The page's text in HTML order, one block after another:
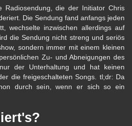
Radiosendung, die der Initiator Chris
Die Sendung fand anfangs jeden
wechselte inzwischen allerdings auf
die Sendung nicht streng und seriös
sondern immer mit einem kleinen
Zu- und Abneigungen des
der Unterhaltung und hat keinen
die freigeschalteten Songs. tl;dr: Da
durch sein, wenn er sich so ein